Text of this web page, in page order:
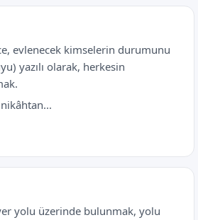
evlenecek kimselerin durumunu
yazılı olarak, herkesin
yolu üzerinde bulunmak, yolu